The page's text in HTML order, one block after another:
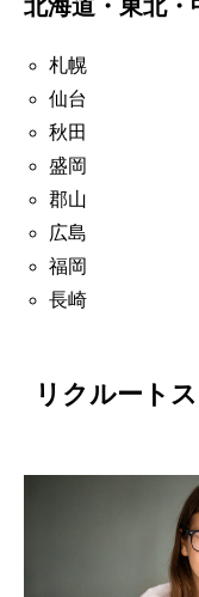
北海道・東北・
札幌
仙台
秋田
盛岡
郡山
広島
福岡
長崎
リクルート